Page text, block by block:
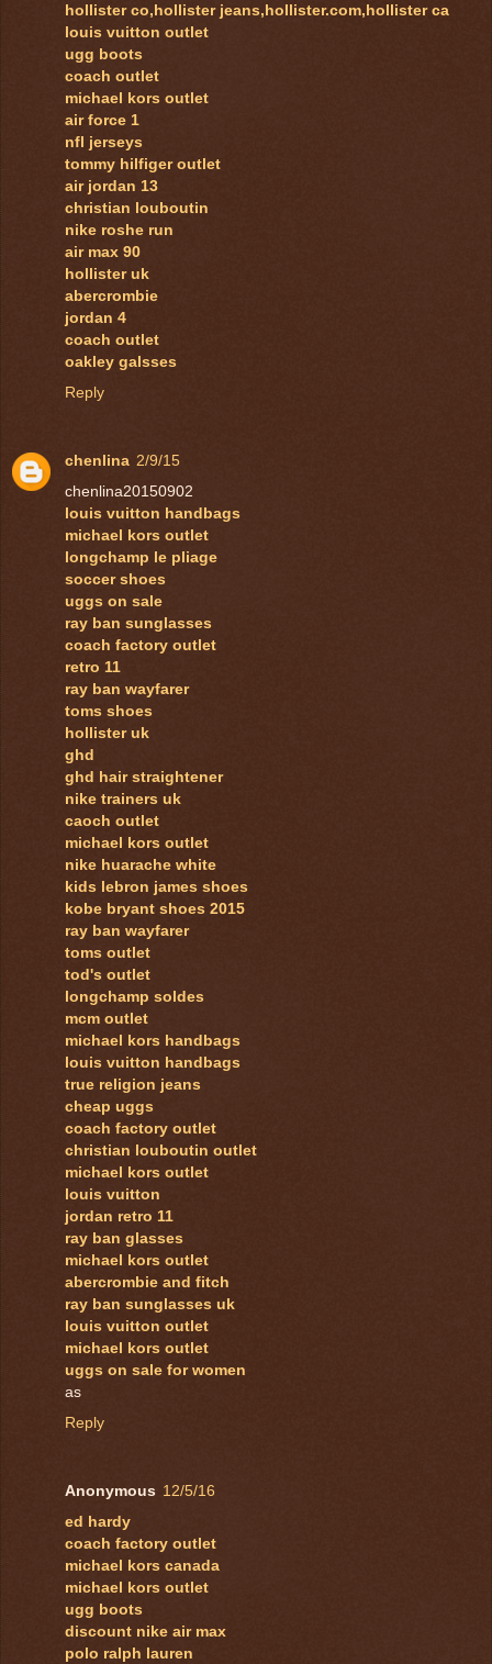
hollister co,hollister jeans,hollister.com,hollister ca
louis vuitton outlet
ugg boots
coach outlet
michael kors outlet
air force 1
nfl jerseys
tommy hilfiger outlet
air jordan 13
christian louboutin
nike roshe run
air max 90
hollister uk
abercrombie
jordan 4
coach outlet
oakley galsses
Reply
chenlina 2/9/15
chenlina20150902
louis vuitton handbags
michael kors outlet
longchamp le pliage
soccer shoes
uggs on sale
ray ban sunglasses
coach factory outlet
retro 11
ray ban wayfarer
toms shoes
hollister uk
ghd
ghd hair straightener
nike trainers uk
caoch outlet
michael kors outlet
nike huarache white
kids lebron james shoes
kobe bryant shoes 2015
ray ban wayfarer
toms outlet
tod's outlet
longchamp soldes
mcm outlet
michael kors handbags
louis vuitton handbags
true religion jeans
cheap uggs
coach factory outlet
christian louboutin outlet
michael kors outlet
louis vuitton
jordan retro 11
ray ban glasses
michael kors outlet
abercrombie and fitch
ray ban sunglasses uk
louis vuitton outlet
michael kors outlet
uggs on sale for women
as
Reply
Anonymous 12/5/16
ed hardy
coach factory outlet
michael kors canada
michael kors outlet
ugg boots
discount nike air max
polo ralph lauren